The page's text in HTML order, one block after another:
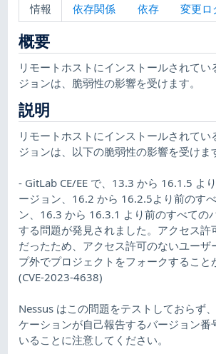
情報 依存関係 依存 変更ロ
概要
リモートホストにインストールされてい
ジョンは、脆弱性の影響を受けます。
説明
リモートホストにインストールされてい
ジョンは、以下の脆弱性の影響を受けま
- GitLab CE/EE で、13.3 から 16.1.5 よ
ージョン、16.2 から 16.2.5より前のす
ン、16.3 から 16.3.1 より前のすべての
する問題が発見されました。アクセス許
だったため、アクセス許可のないユーザ
プ外でプロジェクトをフォークすること
(CVE-2023-4638)
Nessus はこの問題をテストしておらず
ケーションが自己報告するバージョン番
いることに注意してください。